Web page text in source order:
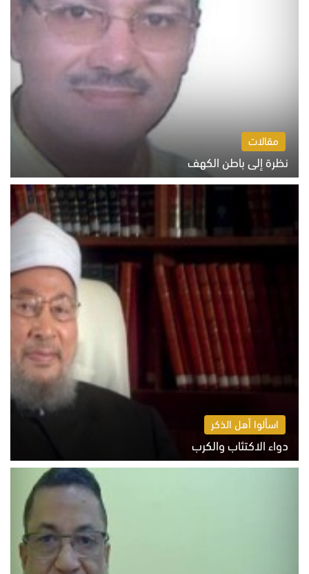
مقالات
نظرة إلى باطن الكهف
السبت 8 أغسطس 2026 11:04 ص
اسألوا أهل الذكر
دواء الاكتئاب والكرب
السبت 8 أغسطس 2026 10:54 ص